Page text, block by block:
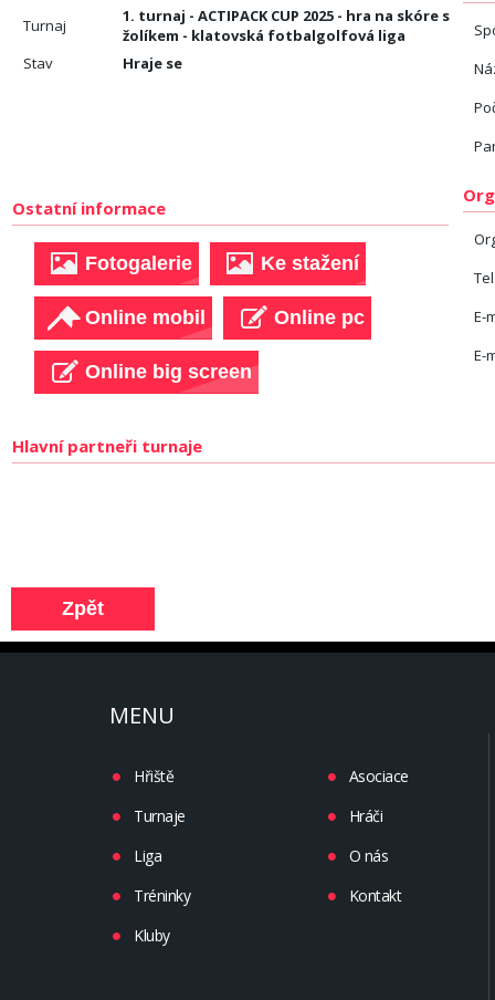
Turnaj
1. turnaj - ACTIPACK CUP 2025 - hra na skóre s
žolíkem - klatovská fotbalgolfová liga
Stav
Hraje se
Ostatní informace
E-
E-
Hlavní partneři turnaje
MENU
Hřiště
Turnaje
Liga
Tréninky
Kluby
Asociace
Hráči
O nás
Kontakt